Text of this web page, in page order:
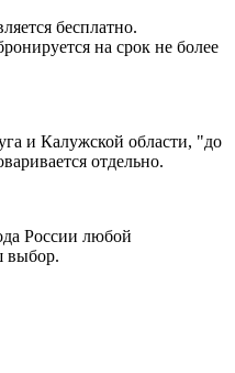
бесплатно.
на срок не более
и Калужской области, "до
отдельно.
России любой
выбор.